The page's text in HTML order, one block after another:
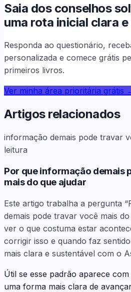
Saia dos conselhos
uma rota inicial clara
Responda ao questionário,
personalizada e comece grátis
primeiros livros.
Ver minha área prioritária grátis
Artigos relacionados
informação demais pode travar
leitura
Por que informação demais
mais do que ajudar
Este artigo trabalha a pergunta
demais pode travar você mais do
ver o que costuma estar
corrigir isso e quando faz
mais clara e sustentável com o
Útil se esse padrão aparece
uma forma mais clara de